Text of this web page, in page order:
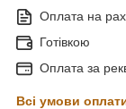
Оплата на
Готівкою
Оплата за
Всі умови